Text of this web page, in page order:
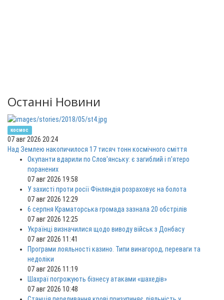
Останні Новини
космос
07 авг 2026 20:24
Над Землею накопичилося 17 тисяч тонн космічного сміття
Окупанти вдарили по Слов'янську: є загиблий і п'ятеро
поранених
07 авг 2026 19:58
У захисті проти росії Фінляндія розраховує на болота
07 авг 2026 12:29
6 серпня Краматорська громада зазнала 20 обстрілів
07 авг 2026 12:25
Українці визначилися щодо виводу військ з Донбасу
07 авг 2026 11:41
Програми лояльності казино. Типи винагород, переваги та
недоліки
07 авг 2026 11:19
Шахраї погрожують бізнесу атаками «шахедів»
07 авг 2026 10:48